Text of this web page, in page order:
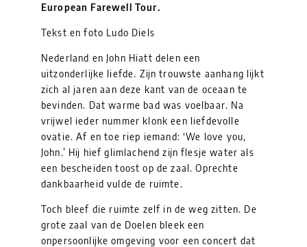
European Farewell Tour.
Tekst en foto Ludo Diels
Nederland en John Hiatt delen een
uitzonderlijke liefde. Zijn trouwste aanhang lijkt
zich al jaren aan deze kant van de oceaan te
bevinden. Dat warme bad was voelbaar. Na
vrijwel ieder nummer klonk een liefdevolle
ovatie. Af en toe riep iemand: ‘We love you,
John.’ Hij hief glimlachend zijn flesje water als
een bescheiden toost op de zaal. Oprechte
dankbaarheid vulde de ruimte.
Toch bleef die ruimte zelf in de weg zitten. De
grote zaal van de Doelen bleek een
onpersoonlijke omgeving voor een concert dat